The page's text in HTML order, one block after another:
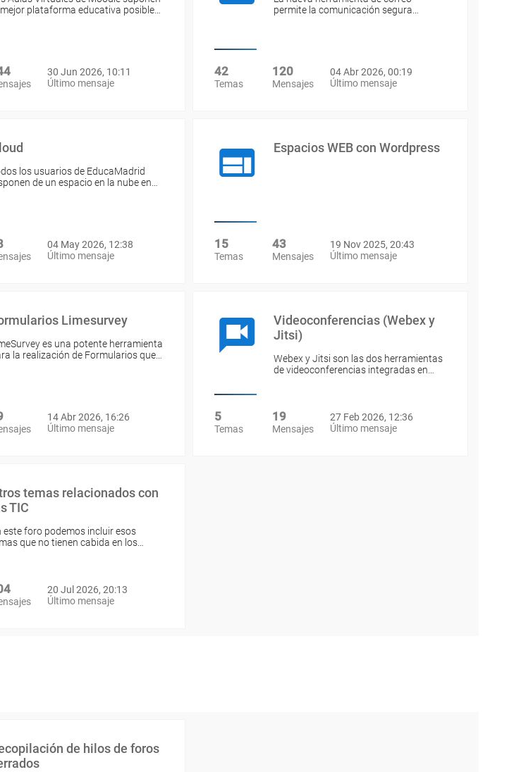
mejor plataforma educativa posible…
30 Jun 2026, 10:11
Último mensaje
permite la comunicación segura…
42
Temas
120
Mensajes
04 Abr 2026, 00:19
Último mensaje
los usuarios de EducaMadrid
de un espacio en la nube en…
04 May 2026, 12:38
Último mensaje
Espacios WEB con Wordpress
15
Temas
43
Mensajes
19 Nov 2025, 20:43
Último mensaje
Limesurvey
es una potente herramienta
la realización de Formularios que…
14 Abr 2026, 16:26
Último mensaje
Videoconferencias (Webex y
Jitsi)
Webex y Jitsi son las dos herramientas
de videoconferencias integradas en…
5
Temas
19
Mensajes
27 Feb 2026, 12:36
Último mensaje
temas relacionados con
TIC
este foro podemos incluir esos
que no tienen cabida en los…
20 Jul 2026, 20:13
Último mensaje
de hilos de foros